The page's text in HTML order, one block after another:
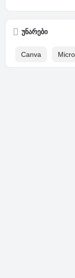
უნარები
Canva